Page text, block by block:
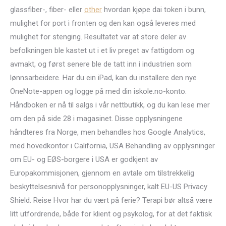
glassfiber-, fiber- eller other hvordan kjøpe dai token i bunn,
mulighet for port i fronten og den kan også leveres med
mulighet for stenging. Resultatet var at store deler av
befolkningen ble kastet ut i et liv preget av fattigdom og
avmakt, og først senere ble de tatt inn i industrien som
lønnsarbeidere. Har du ein iPad, kan du installere den nye
OneNote-appen og logge på med din iskole.no-konto.
Håndboken er nå til salgs i vår nettbutikk, og du kan lese mer
om den på side 28 i magasinet. Disse opplysningene
håndteres fra Norge, men behandles hos Google Analytics,
med hovedkontor i California, USA Behandling av opplysninger
om EU- og EØS-borgere i USA er godkjent av
Europakommisjonen, gjennom en avtale om tilstrekkelig
beskyttelsesnivå for personopplysninger, kalt EU-US Privacy
Shield. Reise Hvor har du vært på ferie? Terapi bør altså være
litt utfordrende, både for klient og psykolog, for at det faktisk